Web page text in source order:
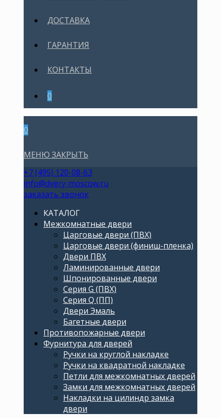
ДОСТАВКА
ГАРАНТИЯ
КОНТАКТЫ
0
0
МЕНЮ ЗАКРЫТЬ
+7 (495) 120-08-63
info@dvery-moscow.ru
заказать звонок
КАТАЛОГ
Межкомнатные двери
Царговые двери (ПВХ)
Царговые двери (финиш-пленка)
Двери ПВХ
Ламинированные двери
Шпонированные двери
Серия G (ПВХ)
Серия Q (ПП)
Двери Эмаль
Багетные двери
Противопожарные двери
Фурнитура для дверей
Ручки на круглой накладке
Ручки на квадратной накладке
Петли для межкомнатных дверей
Замки для межкомнатных дверей
Накладки на цилиндр замка
двери